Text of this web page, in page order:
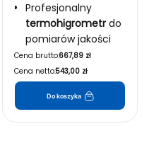
Profesjonalny
termohigrometr do
pomiarów jakości
powietrza.
Dokładny odczyt
wilgotności i
temperaturyw
Cena brutto:667,89 zł
Cena netto:543,00 zł
Do koszyka